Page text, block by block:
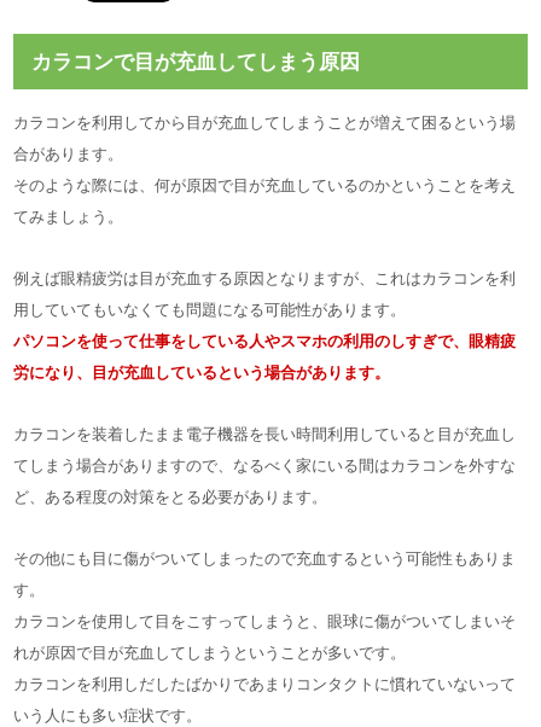
カラコンで目が充血してしまう原因
カラコンを利用してから目が充血してしまうことが増えて困るという場
合があります。
そのような際には、何が原因で目が充血しているのかということを考え
てみましょう。
例えば眼精疲労は目が充血する原因となりますが、これはカラコンを利
用していてもいなくても問題になる可能性があります。
パソコンを使って仕事をしている人やスマホの利用のしすぎで、眼精疲
労になり、目が充血しているという場合があります。
カラコンを装着したまま電子機器を長い時間利用していると目が充血し
てしまう場合がありますので、なるべく家にいる間はカラコンを外すな
ど、ある程度の対策をとる必要があります。
その他にも目に傷がついてしまったので充血するという可能性もありま
す。
カラコンを使用して目をこすってしまうと、眼球に傷がついてしまいそ
れが原因で目が充血してしまうということが多いです。
カラコンを利用しだしたばかりであまりコンタクトに慣れていないって
いう人にも多い症状です。